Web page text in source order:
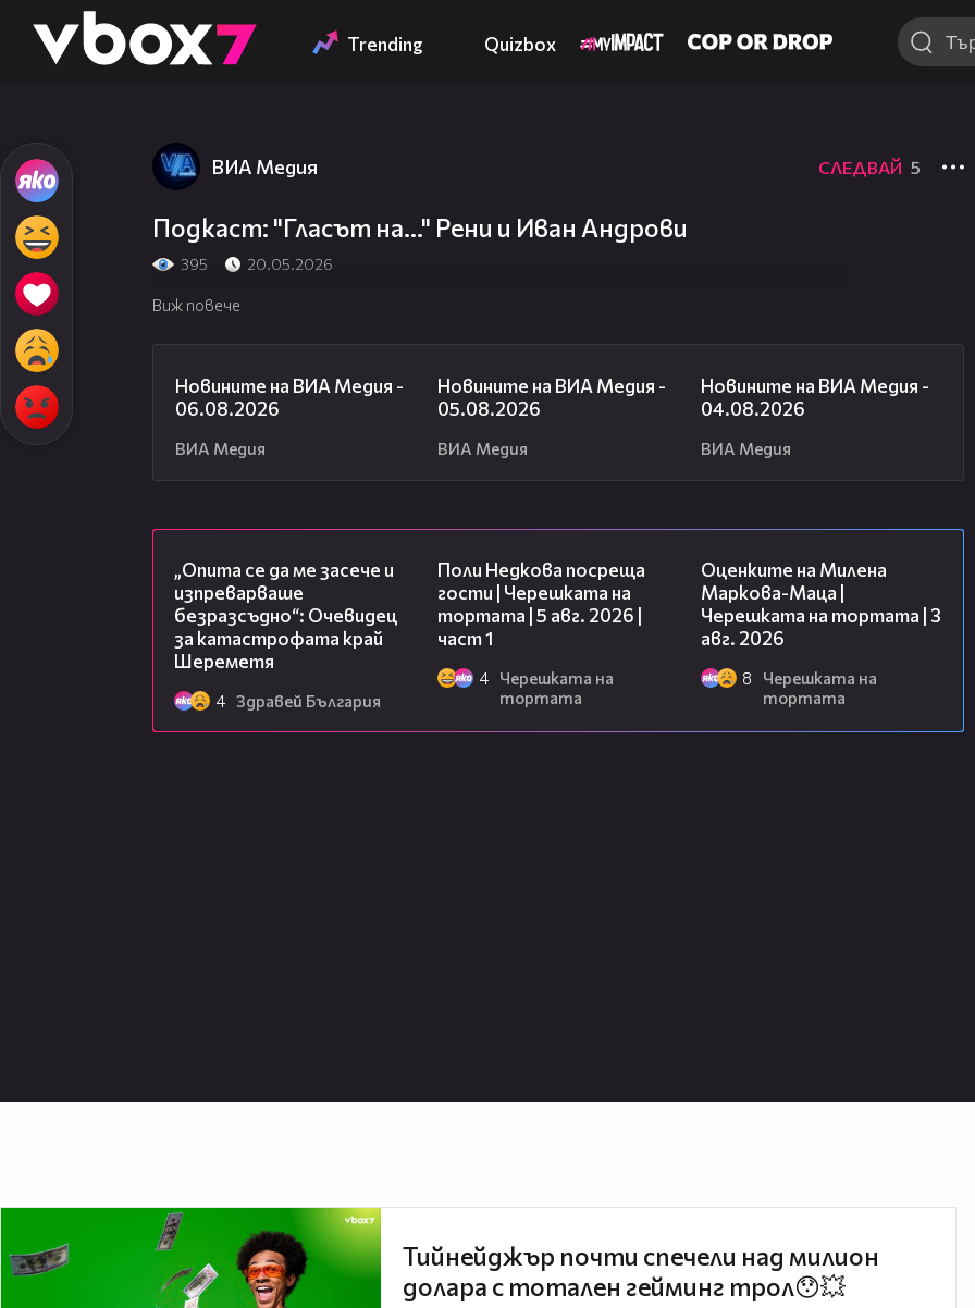
👾 Trending Quizbox
ВИА Медия СЛЕДВАЙ 5
Подкаст: "Гласът на..." Рени и Иван Андрови
395 20.05.2026
Виж повече
Новините на ВИА Медия -
06.08.2026
ВИА Медия
Новините на ВИА Медия -
05.08.2026
ВИА Медия
Новините на ВИА Медия -
04.08.2026
ВИА Медия
„Опита се да ме засече и
изпреварваше
безразсъдно“: Очевидец
за катастрофата край
Шереметя
4 Здравей България
Поли Недкова посреща
гости | Черешката на
тортата | 5 авг. 2026 |
част 1
4
Черешката на
тортата
Оценките на Милена
Маркова-Маца |
Черешката на тортата | 3
авг. 2026
8
Черешката на
тортата
Тийнейджър почти спечели над милион
долара с тотален гейминг трол😯💥